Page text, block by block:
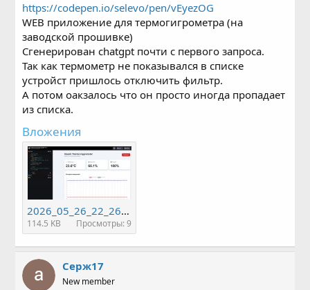
https://codepen.io/selevo/pen/vEyezOG
WEB приложение для термогигрометра (на
заводской прошивке)
Сгенерирован chatgpt почти с первого запроса.
Так как термометр не показывался в списке
устройст пришлось отключить фильтр.
А потом оакзалось что он просто иногда пропадает
из списка.
Вложения
2026_05_26_22_2625.jpg
114.5 KB Просмотры: 9
Серж17
New member